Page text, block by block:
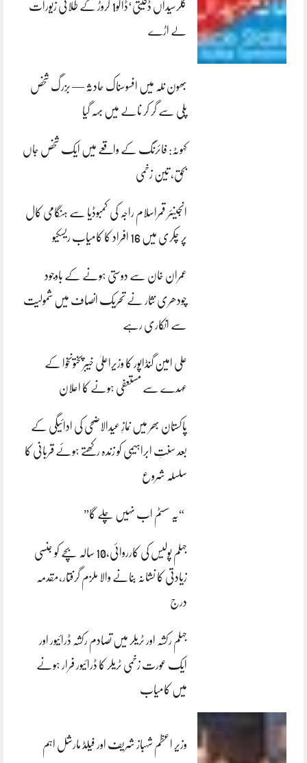
کلرسیداں ڈکیتی‘ڈاکو1 کروڑ کے طلائی زیورات
لے اڑے
بھون نلہ میں افسوسناک حادثہ — بزرگ شخص
پلی سے گر کر نالے میں بہہ گیا
کہوٹہ: فائرنگ کے واقعے میں ایک شخص جاں
بحق، تین زخمی
انجینئر قمراسلام راجہ کی کمبوڈیا سے ہنگامی کال
پر چکری میں 16 افراد کا کامیاب ریسکیو
عمران خان سے دوستی ہونے کے باوجود
چودھری نثار نے تحریک انصاف میں شمولیت
سے انکاری رہے
علی امین گنڈاپور کا وزیراعلیٰ خیبرپختونخوا کے
عہدے سے مستعفی ہونے کا اعلان
پاکستان بھر میں نمازِ عیدالاضحی کی ادائیگی کے
بعد سنتِ ابراہیمی کو زندہ رکھتے ہوئے قربانی کا
سلسلہ شروع
“یہ سسٹم اب نہیں چلے گا”
جہلم پولیس کی کارروائی،10 سالہ بچے کو جنسی
زیادتی کا نشانہ بنانے والا ملزم گرفتار،مقدمہ
درج
جہلم رکشہ اور ٹریلر میں تصادم رکشہ ڈرائیور اور
ایک عورت زخمی ٹریلر کا ڈرائیور فرار ہونے
میں کامیاب
وزیر اعظم شہباز شریف اور فیلڈ مارشل اہم